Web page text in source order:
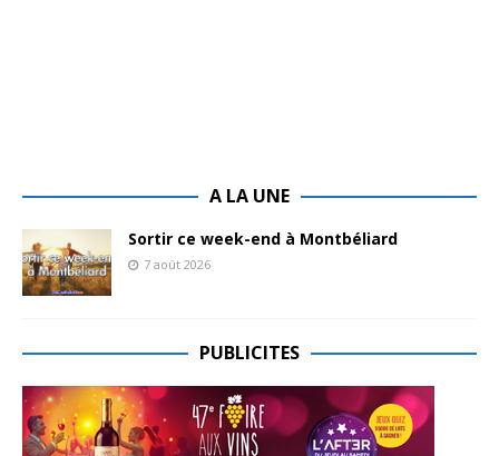
A LA UNE
Sortir ce week-end à Montbéliard
7 août 2026
PUBLICITES